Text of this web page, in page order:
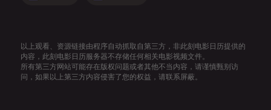
以上观看、资源链接由程序自动抓取自第三方，非此刻电影日历提供的
内容，此刻电影日历服务器不存储任何相关电影视频文件。
所有第三方网站可能存在版权问题或者其他不当内容，请谨慎甄别访
问，如果以上第三方内容侵害了您的权益，请联系屏蔽。